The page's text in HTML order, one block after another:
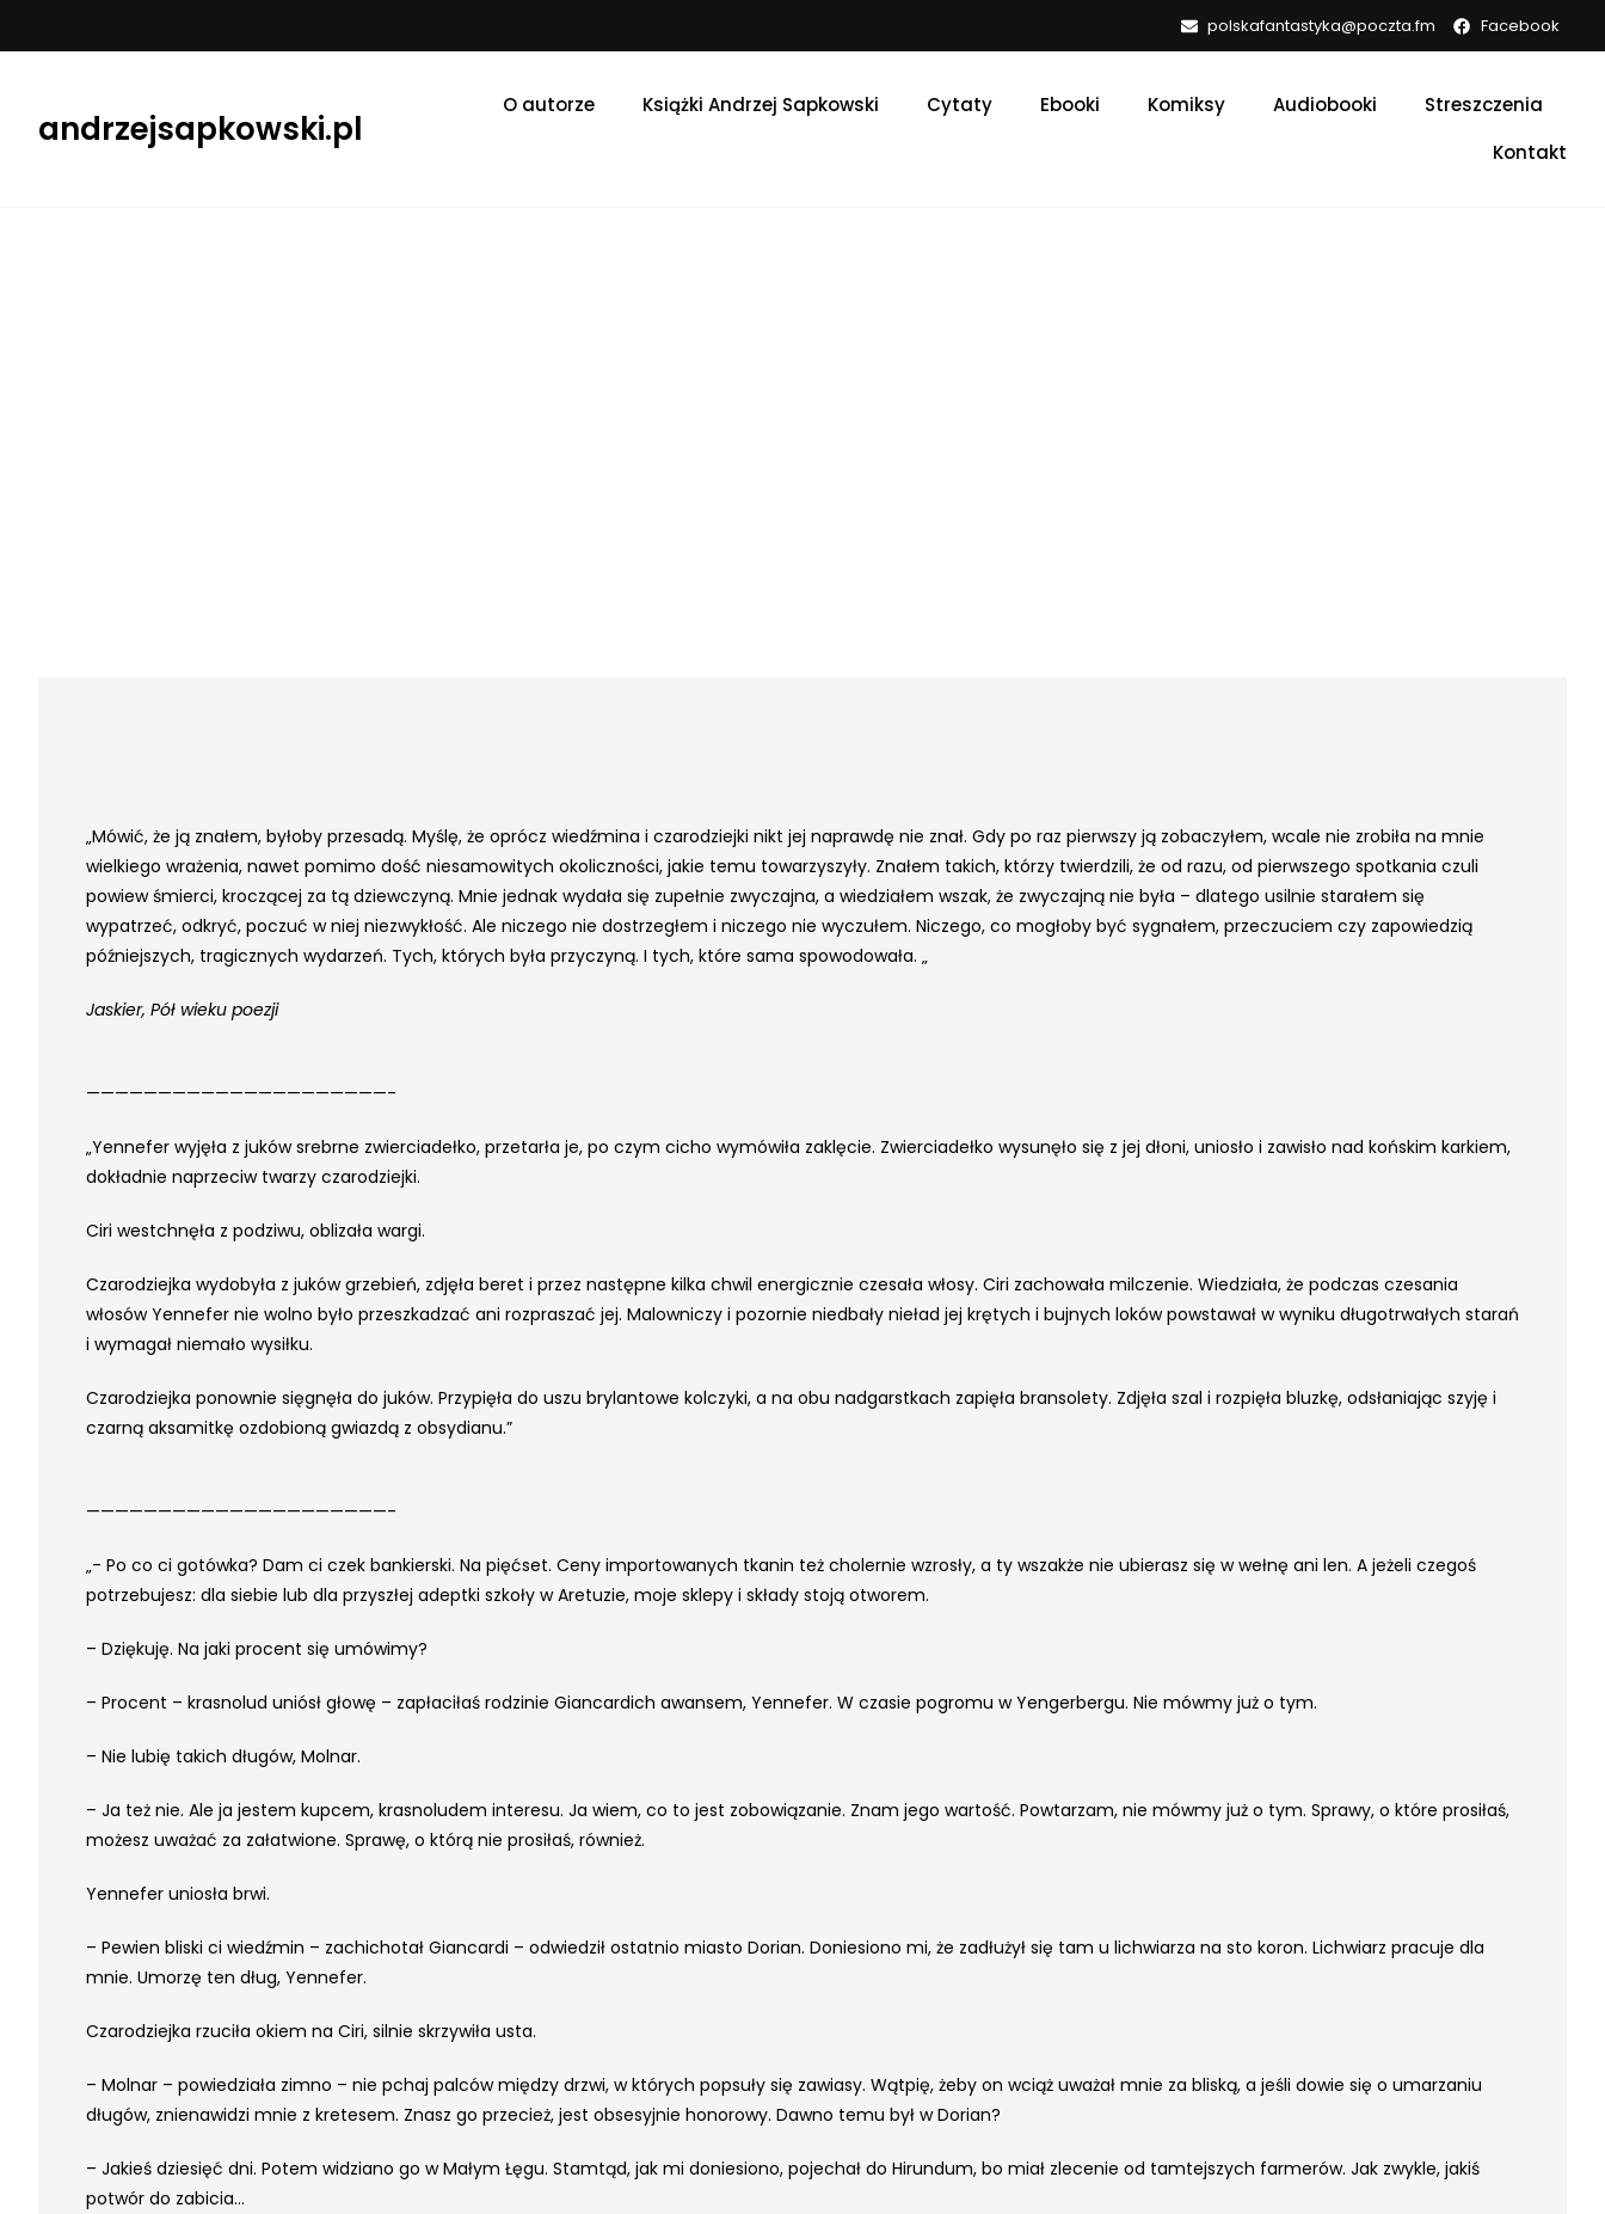
polskafantastyka@poczta.fm Facebook
andrzejsapkowski.pl
O autorze Książki Andrzej Sapkowski Cytaty Ebooki Komiksy Audiobooki
Streszczenia
Kontakt
„Mówić, że ją znałem, byłoby przesadą. Myślę, że oprócz wiedźmina i czarodziejki nikt jej naprawdę nie znał. Gdy po raz pierwszy ją zobaczyłem, wcale nie zrobiła na mnie
wielkiego wrażenia, nawet pomimo dość niesamowitych okoliczności, jakie temu towarzyszyły. Znałem takich, którzy twierdzili, że od razu, od pierwszego spotkania czuli
powiew śmierci, kroczącej za tą dziewczyną. Mnie jednak wydała się zupełnie zwyczajna, a wiedziałem wszak, że zwyczajną nie była – dlatego usilnie starałem się
wypatrzeć, odkryć, poczuć w niej niezwykłość. Ale niczego nie dostrzegłem i niczego nie wyczułem. Niczego, co mogłoby być sygnałem, przeczuciem czy zapowiedzią
późniejszych, tragicznych wydarzeń. Tych, których była przyczyną. I tych, które sama spowodowała. „
Jaskier, Pół wieku poezji
—————————————————————-
„Yennefer wyjęła z juków srebrne zwierciadełko, przetarła je, po czym cicho wymówiła zaklęcie. Zwierciadełko wysunęło się z jej dłoni, uniosło i zawisło nad końskim karkiem,
dokładnie naprzeciw twarzy czarodziejki.
Ciri westchnęła z podziwu, oblizała wargi.
Czarodziejka wydobyła z juków grzebień, zdjęła beret i przez następne kilka chwil energicznie czesała włosy. Ciri zachowała milczenie. Wiedziała, że podczas czesania
włosów Yennefer nie wolno było przeszkadzać ani rozpraszać jej. Malowniczy i pozornie niedbały nieład jej krętych i bujnych loków powstawał w wyniku długotrwałych starań
i wymagał niemało wysiłku.
Czarodziejka ponownie sięgnęła do juków. Przypięła do uszu brylantowe kolczyki, a na obu nadgarstkach zapięła bransolety. Zdjęła szal i rozpięła bluzkę, odsłaniając szyję i
czarną aksamitkę ozdobioną gwiazdą z obsydianu.”
—————————————————————-
„- Po co ci gotówka? Dam ci czek bankierski. Na pięćset. Ceny importowanych tkanin też cholernie wzrosły, a ty wszakże nie ubierasz się w wełnę ani len. A jeżeli czegoś
potrzebujesz: dla siebie lub dla przyszłej adeptki szkoły w Aretuzie, moje sklepy i składy stoją otworem.
– Dziękuję. Na jaki procent się umówimy?
– Procent – krasnolud uniósł głowę – zapłaciłaś rodzinie Giancardich awansem, Yennefer. W czasie pogromu w Yengerbergu. Nie mówmy już o tym.
– Nie lubię takich długów, Molnar.
– Ja też nie. Ale ja jestem kupcem, krasnoludem interesu. Ja wiem, co to jest zobowiązanie. Znam jego wartość. Powtarzam, nie mówmy już o tym. Sprawy, o które prosiłaś,
możesz uważać za załatwione. Sprawę, o którą nie prosiłaś, również.
Yennefer uniosła brwi.
– Pewien bliski ci wiedźmin – zachichotał Giancardi – odwiedził ostatnio miasto Dorian. Doniesiono mi, że zadłużył się tam u lichwiarza na sto koron. Lichwiarz pracuje dla
mnie. Umorzę ten dług, Yennefer.
Czarodziejka rzuciła okiem na Ciri, silnie skrzywiła usta.
– Molnar – powiedziała zimno – nie pchaj palców między drzwi, w których popsuły się zawiasy. Wątpię, żeby on wciąż uważał mnie za bliską, a jeśli dowie się o umarzaniu
długów, znienawidzi mnie z kretesem. Znasz go przecież, jest obsesyjnie honorowy. Dawno temu był w Dorian?
– Jakieś dziesięć dni. Potem widziano go w Małym Łęgu. Stamtąd, jak mi doniesiono, pojechał do Hirundum, bo miał zlecenie od tamtejszych farmerów. Jak zwykle, jakiś
potwór do zabicia…